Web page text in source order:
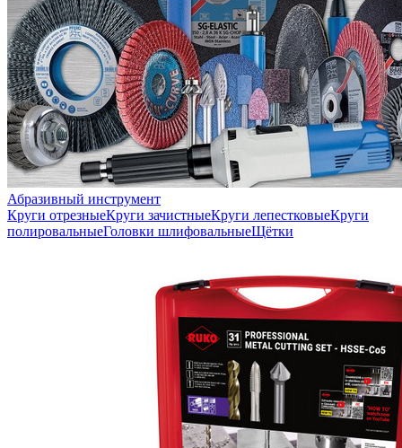
Абразивный инструмент
Круги отрезныеКруги зачистныеКруги лепестковыеКруги
полировальныеГоловки шлифовальныеЩётки